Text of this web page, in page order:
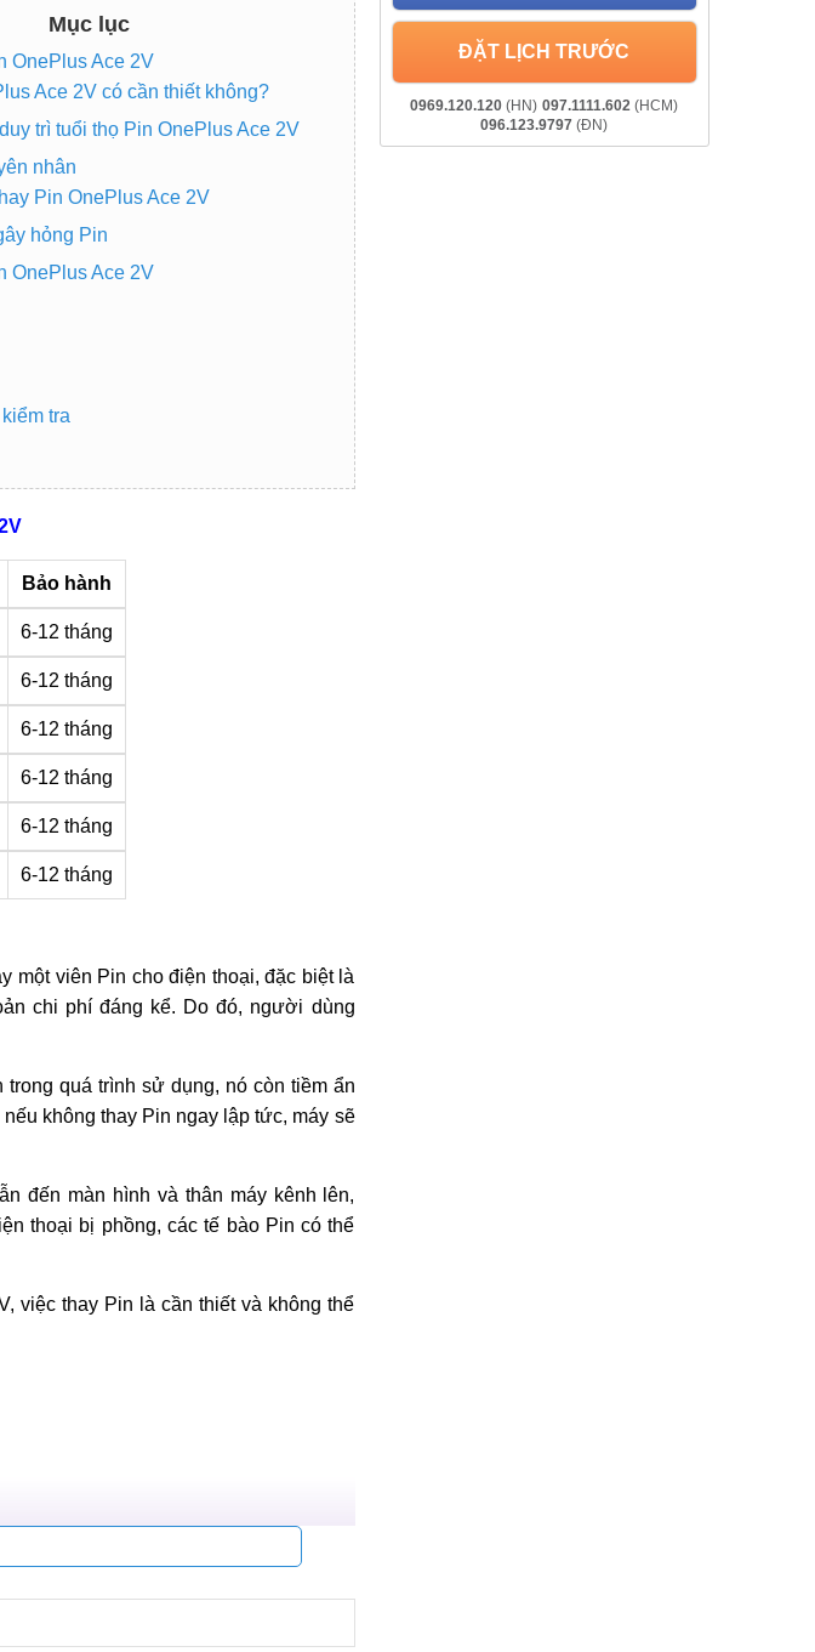
Mục lục
OnePlus Ace 2V
Ace 2V có cần thiết không?
trì tuổi thọ Pin OnePlus Ace 2V
nhân
Pin OnePlus Ace 2V
hỏng Pin
OnePlus Ace 2V
tra
Bảo hành
6-12 tháng
6-12 tháng
6-12 tháng
6-12 tháng
6-12 tháng
6-12 tháng
một viên Pin cho điện thoại, đặc biệt là
chi phí đáng kể. Do đó, người dùng
quá trình sử dụng, nó còn tiềm ẩn
không thay Pin ngay lập tức, máy sẽ
đến màn hình và thân máy kênh lên,
thoại bị phồng, các tế bào Pin có thể
việc thay Pin là cần thiết và không thể
ĐẶT LỊCH TRƯỚC
0969.120.120 (HN) 097.1111.602 (HCM)
096.123.9797 (ĐN)